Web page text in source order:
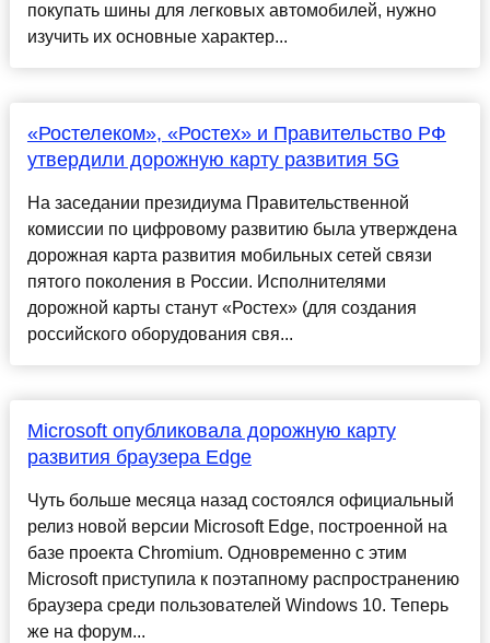
покупать шины для легковых автомобилей, нужно
изучить их основные характер...
«Ростелеком», «Ростех» и Правительство РФ
утвердили дорожную карту развития 5G
На заседании президиума Правительственной
комиссии по цифровому развитию была утверждена
дорожная карта развития мобильных сетей связи
пятого поколения в России. Исполнителями
дорожной карты станут «Ростех» (для создания
российского оборудования свя...
Microsoft опубликовала дорожную карту
развития браузера Edge
Чуть больше месяца назад состоялся официальный
релиз новой версии Microsoft Edge, построенной на
базе проекта Chromium. Одновременно с этим
Microsoft приступила к поэтапному распространению
браузера среди пользователей Windows 10. Теперь
же на форум...